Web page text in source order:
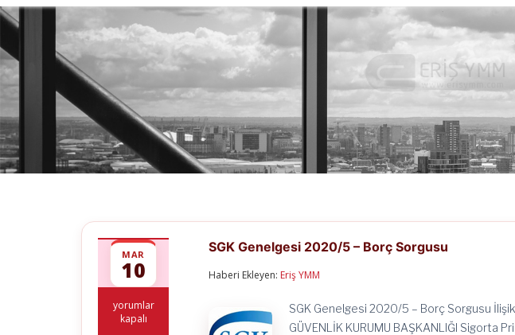
MAR
10
SGK
Genelgesi
yorumlar
kapalı
SGK Genelgesi 2020/5 – Borç Sorgusu
Haberi Ekleyen: Eriş YMM
SGK Genelgesi 2020/5 – Borç Sorgusu
GÜVENLİK KURUMU BAŞKANLIĞI Sigorta